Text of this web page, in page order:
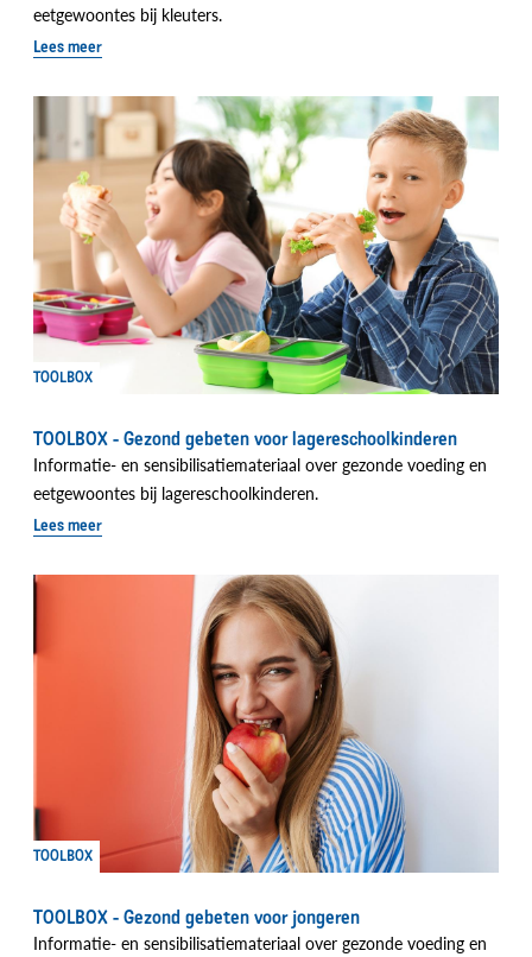
eetgewoontes bij kleuters.
Lees meer
TOOLBOX
TOOLBOX - Gezond gebeten voor lagereschoolkinderen
Informatie- en sensibilisatiemateriaal over gezonde voeding en
eetgewoontes bij lagereschoolkinderen.
Lees meer
TOOLBOX
TOOLBOX - Gezond gebeten voor jongeren
Informatie- en sensibilisatiemateriaal over gezonde voeding en